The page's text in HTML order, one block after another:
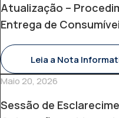
Atualização –
Entrega de
Leia a Nota
Maio 20, 2026
Sessão de